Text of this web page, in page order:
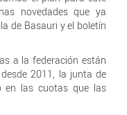
novedades que ya
de Basauri y el boletín
a la federación están
2011, la junta de
en las cuotas que las